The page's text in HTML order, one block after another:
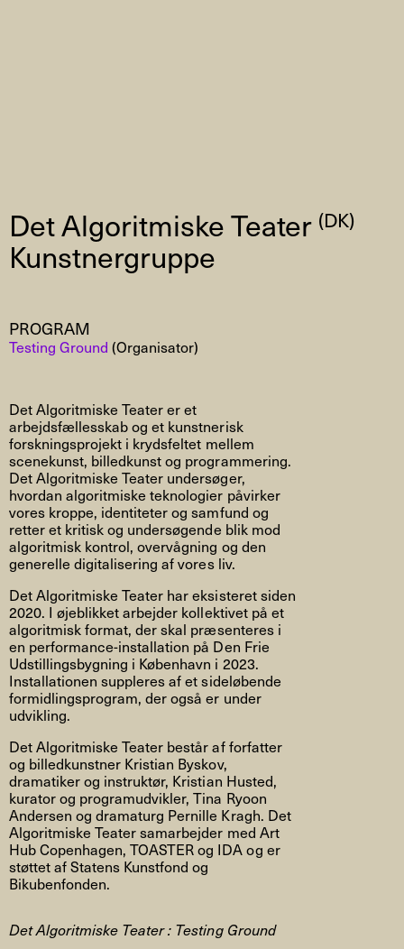
Det Algoritmiske Teater (DK)
Kunstnergruppe
PROGRAM
Testing Ground (Organisator)
Det Algoritmiske Teater er et
arbejdsfællesskab og et kunstnerisk
forskningsprojekt i krydsfeltet mellem
scenekunst, billedkunst og programmering.
Det Algoritmiske Teater undersøger,
hvordan algoritmiske teknologier påvirker
vores kroppe, identiteter og samfund og
retter et kritisk og undersøgende blik mod
algoritmisk kontrol, overvågning og den
generelle digitalisering af vores liv.
Det Algoritmiske Teater har eksisteret siden
2020. I øjeblikket arbejder kollektivet på et
algoritmisk format, der skal præsenteres i
en performance-installation på Den Frie
Udstillingsbygning i København i 2023.
Installationen suppleres af et sideløbende
formidlingsprogram, der også er under
udvikling.
Det Algoritmiske Teater består af forfatter
og billedkunstner Kristian Byskov,
dramatiker og instruktør, Kristian Husted,
kurator og programudvikler, Tina Ryoon
Andersen og dramaturg Pernille Kragh. Det
Algoritmiske Teater samarbejder med Art
Hub Copenhagen, TOASTER og IDA og er
støttet af Statens Kunstfond og
Bikubenfonden.
Det Algoritmiske Teater : Testing Ground